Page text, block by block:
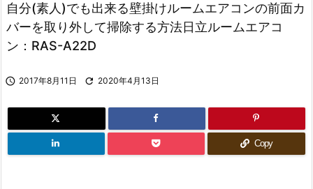

自分(素人)でも出来る壁掛けルームエアコンの前面カ
バーを取り外して掃除する方法日立ルームエアコ
ン：RAS-A22D
 2017年8月11日  2020年4月13日
Copy